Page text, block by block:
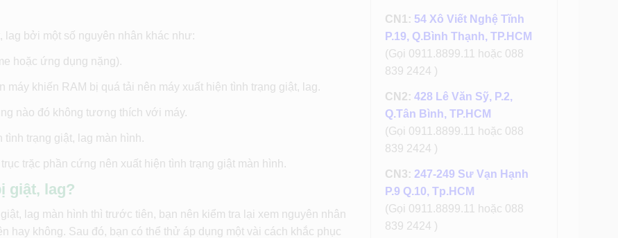
lag bởi một số nguyên nhân khác như:
hoặc ứng dụng nặng).
khiến RAM bị quá tải nên máy xuất hiện tình trạng giật, lag.
nào đó không tương thích với máy.
trạng giật, lag màn hình.
trặc phần cứng nên xuất hiện tình trạng giật màn hình.
giật, lag?
lag màn hình thì trước tiên, bạn nên kiểm tra lại xem nguyên nhân
hay không. Sau đó, bạn có thể thử áp dụng một vài cách khắc phục
CN1: 54 Xô Viết Nghệ Tĩnh
P.19, Q.Bình Thạnh, TP.HCM
(Gọi 0911.8899.11 hoặc 088
839 2424 )
CN2: 428 Lê Văn Sỹ, P.2,
Q.Tân Bình, TP.HCM
(Gọi 0911.8899.11 hoặc 088
839 2424 )
CN3: 247-249 Sư Vạn Hạnh
P.9 Q.10, Tp.HCM
(Gọi 0911.8899.11 hoặc 088
839 2424 )